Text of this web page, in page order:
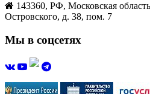
143360, РФ, Московская
Островского, д. 38, пом. 7
Мы в соцсетях